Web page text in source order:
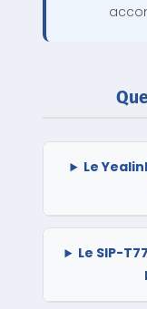
Le
Le SIP-